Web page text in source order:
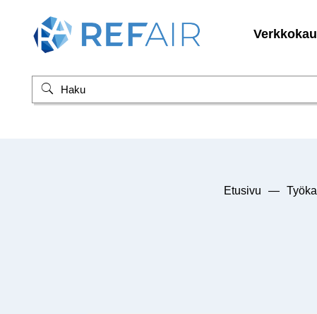
Etusivu —